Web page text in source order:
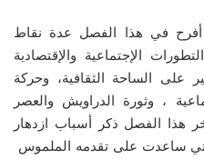
أفرح في هذا الفصل عدة نقاط
الإجتماعية والإقتصادية
على الساحة الثقافية، وحركة
، وثورة الدراويش والعصر
هذا الفصل ذكر أسباب ازدهار
ساعدت على تقدمه الملموس